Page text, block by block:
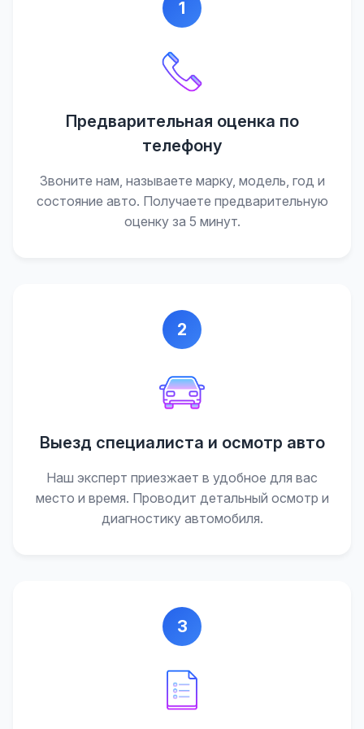
1
Предварительная оценка по
телефону
Звоните нам, называете марку, модель, год и
состояние авто. Получаете предварительную
оценку за 5 минут.
2
Выезд специалиста и осмотр авто
Наш эксперт приезжает в удобное для вас
место и время. Проводит детальный осмотр и
диагностику автомобиля.
3